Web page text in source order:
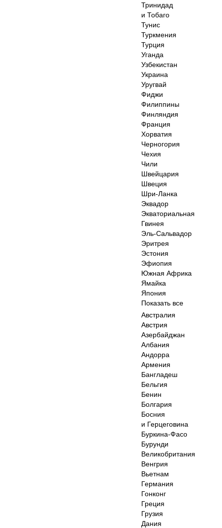
Тринидад
и Тобаго
Тунис
Туркмения
Турция
Уганда
Узбекистан
Украина
Уругвай
Фиджи
Филиппины
Финляндия
Франция
Хорватия
Черногория
Чехия
Чили
Швейцария
Швеция
Шри-Ланка
Эквадор
Экваториальная
Гвинея
Эль-Сальвадор
Эритрея
Эстония
Эфиопия
Южная Африка
Ямайка
Япония
Показать все
Австралия
Австрия
Азербайджан
Албания
Андорра
Армения
Бангладеш
Бельгия
Бенин
Болгария
Босния
и Герцеговина
Буркина-Фасо
Бурунди
Великобритания
Венгрия
Вьетнам
Германия
Гонконг
Греция
Грузия
Дания